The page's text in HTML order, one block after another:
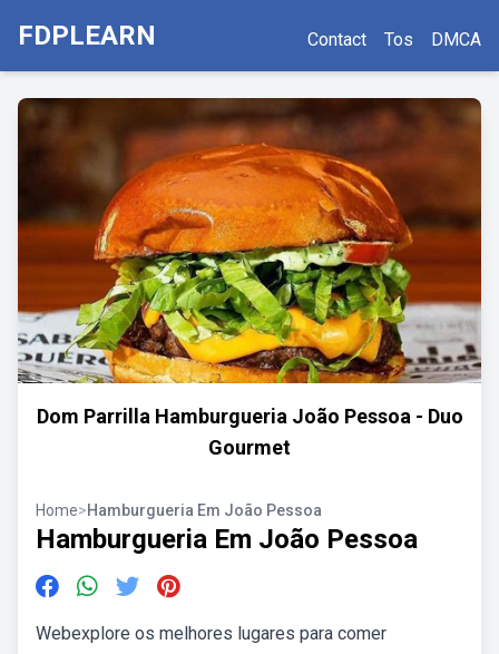
FDPLEARN Contact Tos DMCA
Dom Parrilla Hamburgueria João Pessoa - Duo
Gourmet
Home>Hamburgueria Em João Pessoa
Hamburgueria Em João Pessoa
Webexplore os melhores lugares para comer